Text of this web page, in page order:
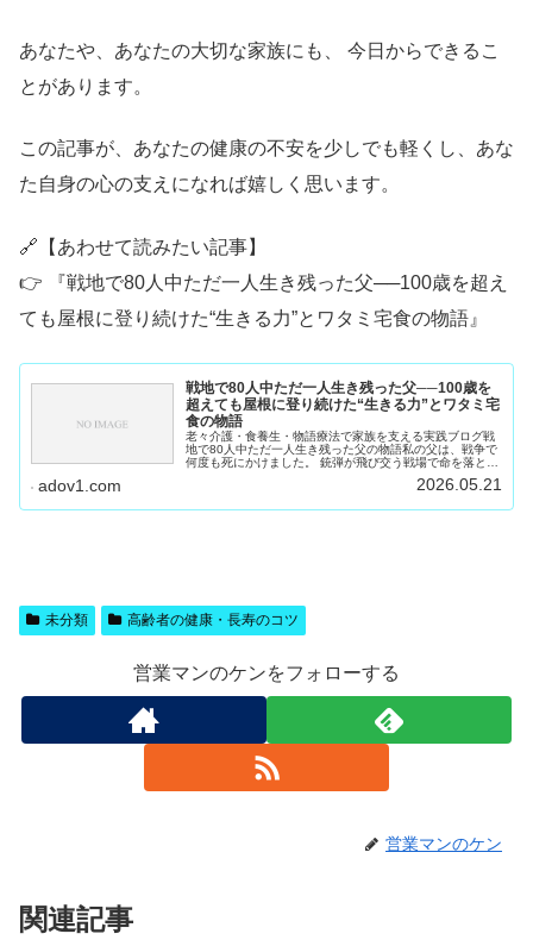
あなたや、あなたの大切な家族にも、 今日からできるこ
とがあります。
この記事が、あなたの健康の不安を少しでも軽くし、あな
た自身の心の支えになれば嬉しく思います。
🔗【あわせて読みたい記事】
👉 『戦地で80人中ただ一人生き残った父──100歳を超え
ても屋根に登り続けた“生きる力”とワタミ宅食の物語』
戦地で80人中ただ一人生き残った父──100歳を
超えても屋根に登り続けた“生きる力”とワタミ宅
食の物語
老々介護・食養生・物語療法で家族を支える実践ブログ戦
地で80人中ただ一人生き残った父の物語私の父は、戦争で
何度も死にかけました。 銃弾が飛び交う戦場で命を落とし
adov1.com 2026.05.21
未分類 高齢者の健康・長寿のコツ
営業マンのケンをフォローする
営業マンのケン
関連記事